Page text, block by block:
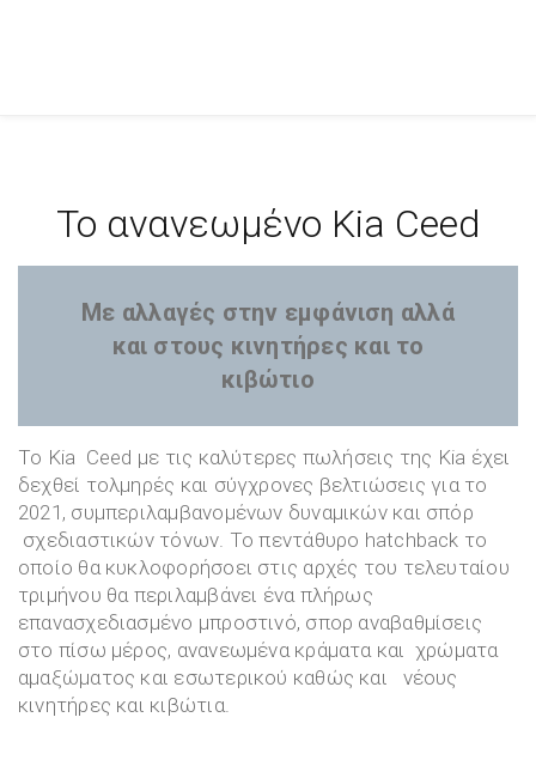
Το ανανεωμένο Kia Ceed
Με αλλαγές στην εμφάνιση αλλά
και στους κινητήρες και το
κιβώτιο
Το Kia Ceed με τις καλύτερες πωλήσεις της Kia έχει
δεχθεί τολμηρές και σύγχρονες βελτιώσεις για το
2021, συμπεριλαμβανομένων δυναμικών και σπόρ
σχεδιαστικών τόνων. Το πεντάθυρο hatchback το
οποίο θα κυκλοφορήσοει στις αρχές του τελευταίου
τριμήνου θα περιλαμβάνει ένα πλήρως
επανασχεδιασμένο μπροστινό, σπορ αναβαθμίσεις
στο πίσω μέρος, ανανεωμένα κράματα και χρώματα
αμαξώματος και εσωτερικού καθώς και νέους
κινητήρες και κιβώτια.